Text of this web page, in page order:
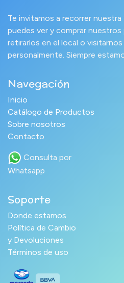
Te invitamos a recorrer
puedes ver y comprar
retirarlos en el local o
personalmente. Siempre
Navegación
Inicio
Catálogo de Productos
Sobre nosotros
Contacto
Consulta por
Whatsapp
Soporte
Donde estamos
Política de Cambio
y Devoluciones
Términos de uso